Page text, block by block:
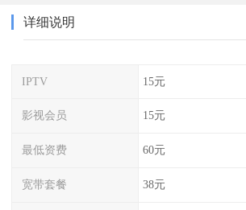
详细说明
IPTV 15元
影视会员 15元
最低资费 60元
宽带套餐 38元